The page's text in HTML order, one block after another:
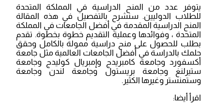
يتوفر عدد من المنح الدراسية في المملكة المتحدة
للطلاب الدوليين. سنشرح بالتفصيل في هذه المقالة
المنح الدراسية المقدمة في أفضل الجامعات في المملكة
المتحدة ، وفوائدها وعملية التقديم خطوة بخطوة. تقدم
بطلب للحصول على منح دراسية ممولة بالكامل وحقق
حلمك بالدراسة في أفضل الجامعات العالمية مثل جامعة
أكسفورد وجامعة كامبريدج وإمبريال كوليدج وجامعة
ستيرلنغ وجامعة بريستول وجامعة لندن وجامعة
وستمنستر وغيرها الكثير.
اقرأ أيضا: